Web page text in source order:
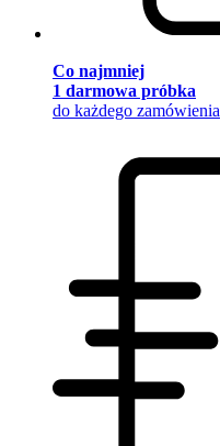
Co najmniej
1 darmowa próbka
do każdego zamówienia